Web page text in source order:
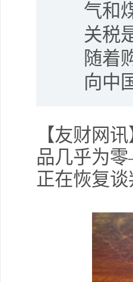
气和
关税
随着
向中
【友财网
品几乎为
正在恢复